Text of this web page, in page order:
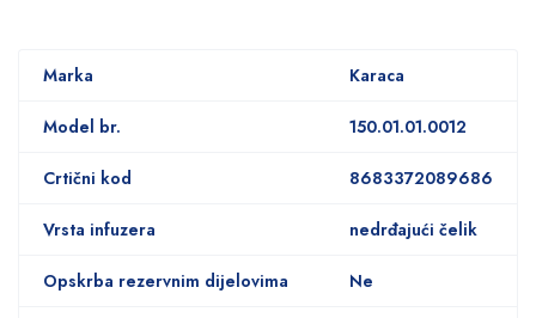
Marka Karaca
Model br. 150.01.01.0012
Crtični kod 8683372089686
Vrsta infuzera nedrđajući čelik
Opskrba rezervnim dijelovima Ne